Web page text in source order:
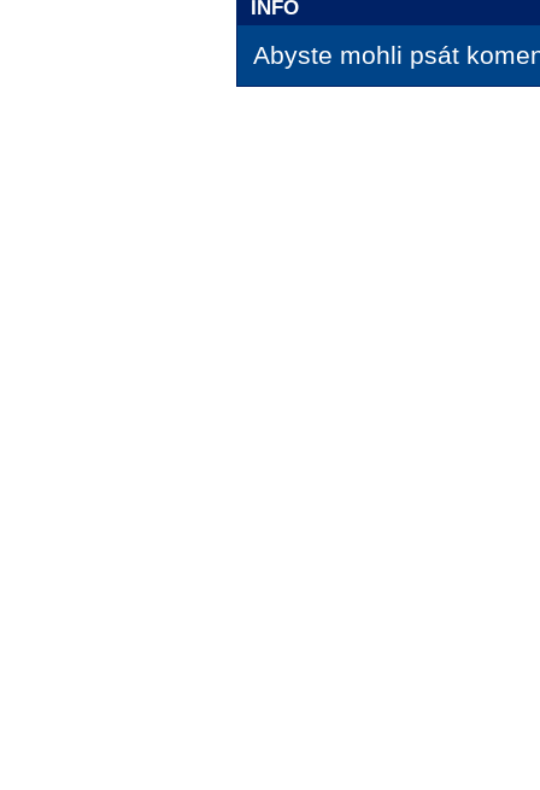
INFO
Abyste mohli psát